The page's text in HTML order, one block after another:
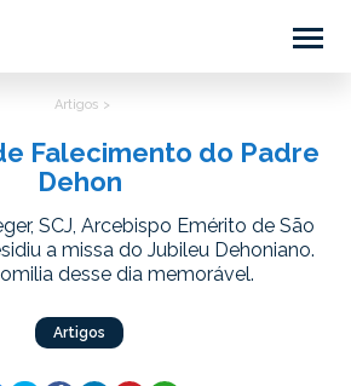
Artigos >
Falecimento do Padre
Dehon
SCJ, Arcebispo Emérito de São
a missa do Jubileu Dehoniano.
desse dia memorável.
Artigos